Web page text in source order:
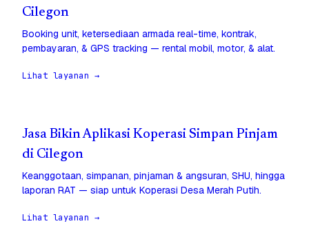
Cilegon
Booking unit, ketersediaan armada real-time, kontrak,
pembayaran, & GPS tracking — rental mobil, motor, & alat.
Lihat layanan →
Jasa Bikin Aplikasi Koperasi Simpan Pinjam
di Cilegon
Keanggotaan, simpanan, pinjaman & angsuran, SHU, hingga
laporan RAT — siap untuk Koperasi Desa Merah Putih.
Lihat layanan →